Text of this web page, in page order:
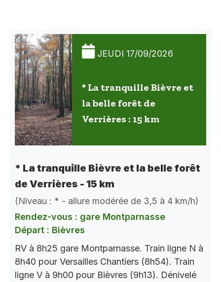
JEUDI 17/09/2026
* La tranquille Bièvre et
la belle forêt de
Verrières : 15 km
* La tranquille Bièvre et la belle forêt
de Verrières - 15 km
(Niveau : * - allure modérée de 3,5 à 4 km/h)
Rendez-vous : gare Montparnasse
Départ : Bièvres
RV à 8h25 gare Montparnasse. Train ligne N à
8h40 pour Versailles Chantiers (8h54). Train
ligne V à 9h00 pour Bièvres (9h13). Dénivelé